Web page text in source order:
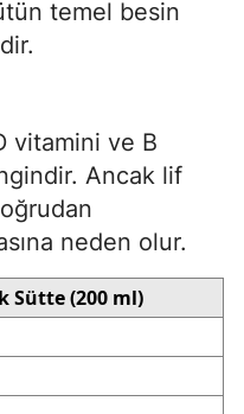
temel besin
vitamini ve B
Ancak lif
neden olur.
Sütte (200 ml)